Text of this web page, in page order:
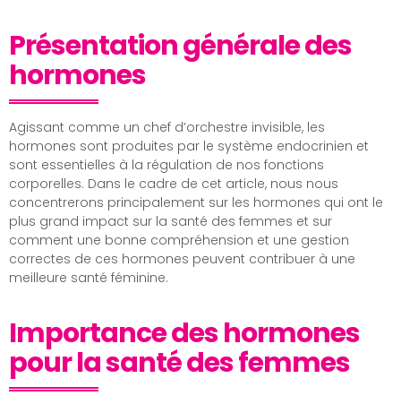
Présentation générale des
hormones
Agissant comme un chef d’orchestre invisible, les
hormones sont produites par le système endocrinien et
sont essentielles à la régulation de nos fonctions
corporelles. Dans le cadre de cet article, nous nous
concentrerons principalement sur les hormones qui ont le
plus grand impact sur la santé des femmes et sur
comment une bonne compréhension et une gestion
correctes de ces hormones peuvent contribuer à une
meilleure santé féminine.
Importance des hormones
pour la santé des femmes